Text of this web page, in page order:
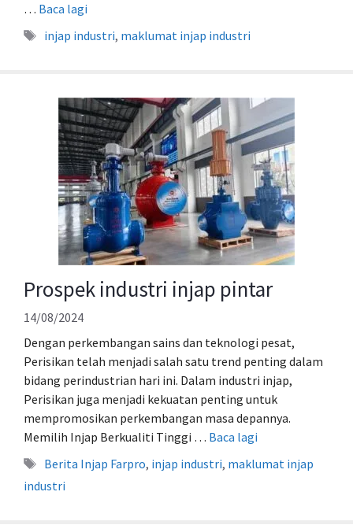
… Baca lagi
Tag
injap industri, maklumat injap industri
Prospek industri injap pintar
14/08/2024
Dengan perkembangan sains dan teknologi pesat,
Perisikan telah menjadi salah satu trend penting dalam
bidang perindustrian hari ini. Dalam industri injap,
Perisikan juga menjadi kekuatan penting untuk
mempromosikan perkembangan masa depannya.
Memilih Injap Berkualiti Tinggi … Baca lagi
Tag
Berita Injap Farpro, injap industri, maklumat injap
industri